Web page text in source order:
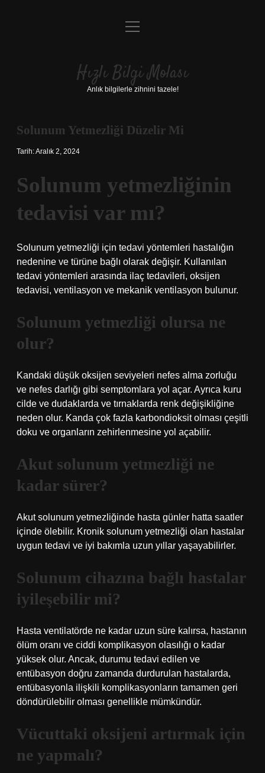
Anasayfa
Yasal Uyarı
menüyü
Hızlı Bilgi Molası
Anlık bilgilerle zihnini tazele!
Solunum Yetmezliği Düzelir Mi
Tarih: Aralık 2, 2024
Solunum yetmezliğinin
tedavisi var mı?
Solunum yetmezliği için tedavi yöntemleri hastalığın
nedenine ve türüne bağlı olarak değişir. Kullanılan
tedavi yöntemleri arasında ilaç tedavileri, oksijen
tedavisi, ventilasyon ve mekanik ventilasyon bulunur.
Solunum yetmezliği olursa ne
olur?
Kandaki düşük oksijen seviyeleri nefes alma zorluğu
ve nefes darlığı gibi semptomlara yol açar. Ayrıca kuru
cilde ve dudaklarda ve tırnaklarda renk değişikliğine
neden olur. Kanda çok fazla karbondioksit olması çeşitli
doku ve organların zehirlenmesine yol açabilir.
Akut solunum yetmezliği ne
kadar sürer?
Akut solunum yetmezliğinde hasta günler hatta saatler
içinde ölebilir. Kronik solunum yetmezliği olan hastalar
uygun tedavi ve iyi bakımla uzun yıllar yaşayabilirler.
Solunum cihazına bağlı hastalar
iyileşebilir mi?
Hasta ventilatörde ne kadar uzun süre kalırsa, hastanın
ölüm oranı ve ciddi komplikasyon olasılığı o kadar
yüksek olur. Ancak, durumu tedavi edilen ve
entübasyon doğru zamanda durdurulan hastalarda,
entübasyonla ilişkili komplikasyonların tamamen geri
döndürülebilir olması genellikle mümkündür.
Vücuttaki oksijeni artırmak için
ne yapmalı?